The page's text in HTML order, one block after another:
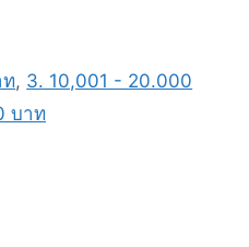
, 3. 10,001 - 20.000
บาท